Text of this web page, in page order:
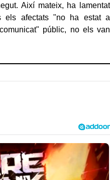
Així mateix, ha lamentat
els afectats "no ha estat a
públic, no els van